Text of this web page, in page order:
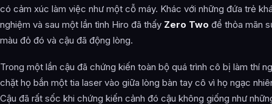
có cảm xúc làm việc như một cỗ máy. Khác với những đứa trẻ
nghiệm và sau một lần tình Hiro đã thấy Zero Two để thỏa mãn
màu đỏ đó và cậu đã động lòng.
Trong một lần cậu đã chứng kiến toàn bộ quá trình cô bị làm thí
chặt họ bắn một tia laser vào giữa lòng bàn tay cô vì họ ngạc
Cậu đã rất sốc khi chứng kiến cảnh đó cậu không giống như